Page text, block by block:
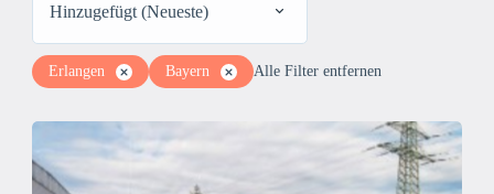
Hinzugefügt (Neueste)
Erlangen Bayern Alle Filter entfernen